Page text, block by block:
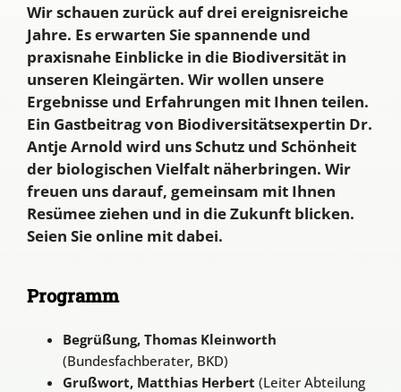
Wir schauen zurück auf drei ereignisreiche
Jahre. Es erwarten Sie spannende und
praxisnahe Einblicke in die Biodiversität in
unseren Kleingärten. Wir wollen unsere
Ergebnisse und Erfahrungen mit Ihnen teilen.
Ein Gastbeitrag von Biodiversitätsexpertin Dr.
Antje Arnold wird uns Schutz und Schönheit
der biologischen Vielfalt näherbringen. Wir
freuen uns darauf, gemeinsam mit Ihnen
Resümee ziehen und in die Zukunft blicken.
Seien Sie online mit dabei.
Programm
Begrüßung, Thomas Kleinworth
(Bundesfachberater, BKD)
Grußwort, Matthias Herbert (Leiter Abteilung